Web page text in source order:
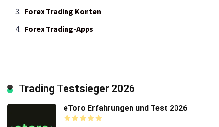
Forex Trading Konten
Forex Trading-Apps
Trading Testsieger 2026
eToro Erfahrungen und Test 2026